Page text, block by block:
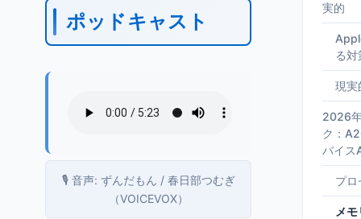
ポッドキャスト
🎙️ 音声: ずんだもん / 春日部つむぎ
（VOICEVOX）
実的
る対
現実
2026
ク：
バイス
プロ
メ